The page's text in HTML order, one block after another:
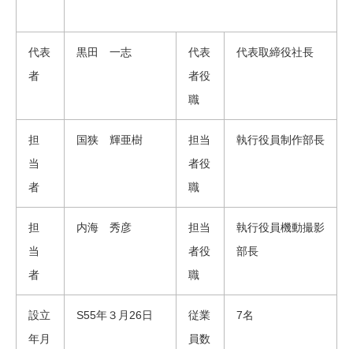
代表
者
黒田 一志
代表
者役
職
代表取締役社長
担
当
者
国狭 輝亜樹
担当
者役
職
執行役員制作部長
担
当
者
内海 秀彦
担当
者役
職
執行役員機動撮影
部長
設立
年月
S55年３月26日
従業
員数
7名